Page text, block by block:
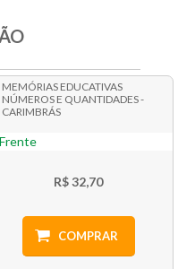
MEMÓRIAS EDUCATIVAS
NÚMEROS E QUANTIDADES -
CARIMBRÁS
R$ 32,70
COMPRAR